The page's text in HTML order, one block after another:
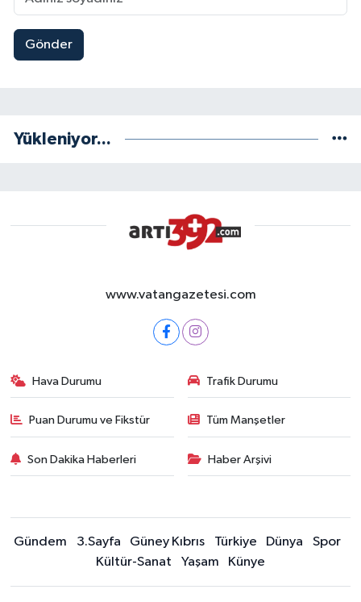
Gönder
Yükleniyor...
www.vatangazetesi.com
Hava Durumu Trafik Durumu
Puan Durumu ve Fikstür Tüm Manşetler
Son Dakika Haberleri Haber Arşivi
Gündem 3.Sayfa Güney Kıbrıs Türkiye Dünya
Spor
Kültür-Sanat
Yaşam Künye